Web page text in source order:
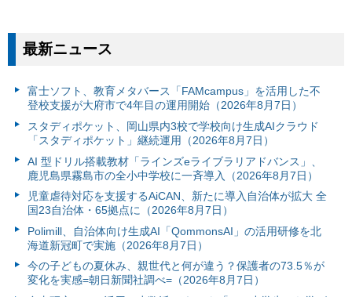
最新ニュース
富⼠ソフト、教育メタバース「FAMcampus」を活用した不
登校支援が大府市で4年目の運用開始（2026年8月7日）
スタディポケット、岡山県内3校で学校向け生成AIクラウド
「スタディポケット」継続運用（2026年8月7日）
AI 型ドリル搭載教材「ラインズeライブラリアドバンス」、
鹿児島県霧島市の全小中学校に一斉導入（2026年8月7日）
児童虐待対応を支援するAiCAN、新たに導入自治体が拡大 全
国23自治体・65拠点に（2026年8月7日）
Polimill、自治体向け生成AI「QommonsAI」の活用研修を北
海道新冠町で実施（2026年8月7日）
今の子どもの夏休み、親世代と何が違う？保護者の73.5％が
変化を実感=朝日新聞社調べ=（2026年8月7日）